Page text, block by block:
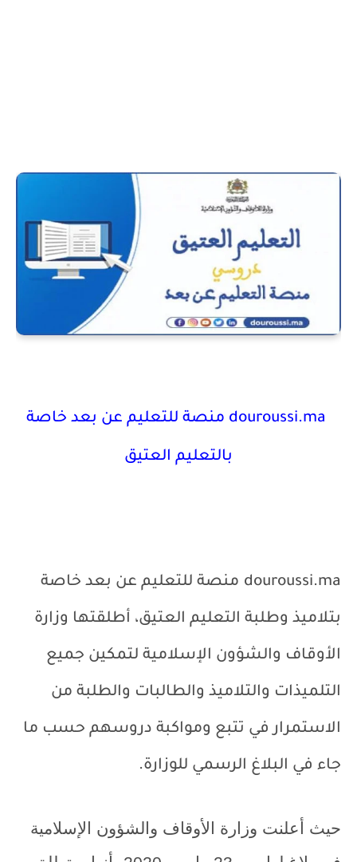
douroussi.ma منصة للتعليم عن بعد خاصة
بالتعليم العتيق
douroussi.ma منصة للتعليم عن بعد خاصة
بتلاميذ وطلبة التعليم العتيق، أطلقتها وزارة
الأوقاف والشؤون الإسلامية لتمكين جميع
التلميذات والتلاميذ والطالبات والطلبة من
الاستمرار في تتبع ومواكبة دروسهم حسب ما
جاء في البلاغ الرسمي للوزارة.
حيث أعلنت وزارة الأوقاف والشؤون الإسلامية